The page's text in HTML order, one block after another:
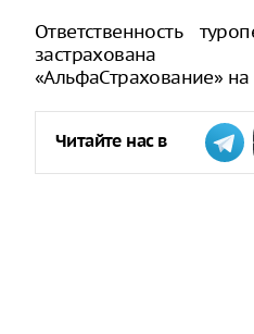
Ответственность
«АльфаСтрахование»
Читайте нас в